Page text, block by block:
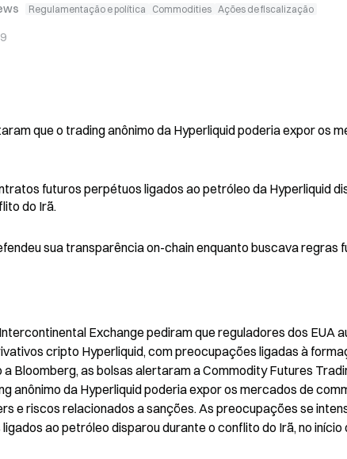
Regulamentação e política Commodities Ações de fiscalização
que o trading anônimo da Hyperliquid poderia expor os
futuros perpétuos ligados ao petróleo da Hyperliquid
do Irã.
sua transparência on-chain enquanto buscava regras
Exchange pediram que reguladores dos EUA
cripto Hyperliquid, com preocupações ligadas à
Bloomberg, as bolsas alertaram a Commodity Futures
anônimo da Hyperliquid poderia expor os mercados de
e riscos relacionados a sanções. As preocupações se
ao petróleo disparou durante o conflito do Irã, no início